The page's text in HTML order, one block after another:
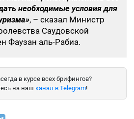
необходимые условия для
, – сказал Министр
Саудовской
Фаузан аль-Рабиа.
в курсе всех брифингов?
на наш канал в Telegram!